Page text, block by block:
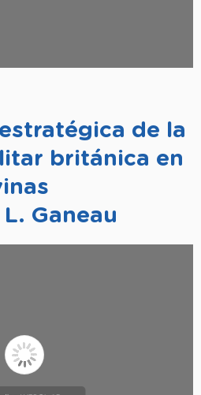
de la
británica en
Ganeau